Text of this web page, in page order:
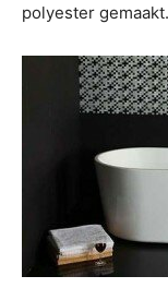
polyester gemaakt.